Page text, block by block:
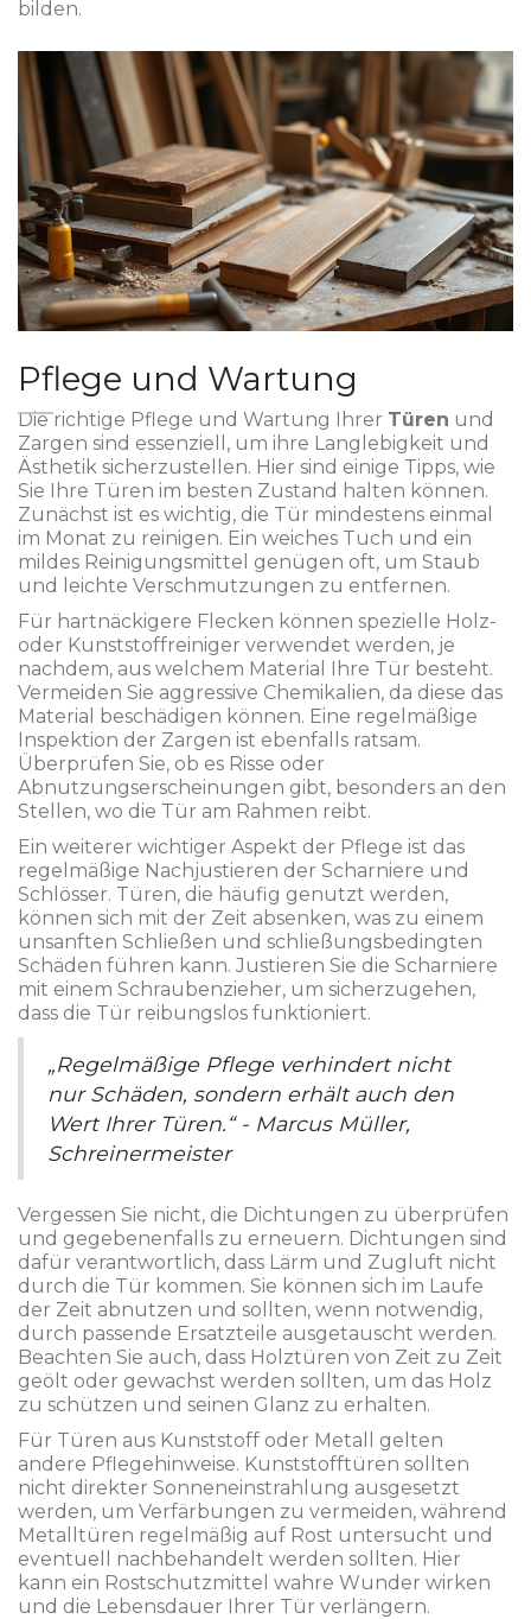
bilden.
Pflege und Wartung
Die richtige Pflege und Wartung Ihrer Türen und
Zargen sind essenziell, um ihre Langlebigkeit und
Ästhetik sicherzustellen. Hier sind einige Tipps, wie
Sie Ihre Türen im besten Zustand halten können.
Zunächst ist es wichtig, die Tür mindestens einmal
im Monat zu reinigen. Ein weiches Tuch und ein
mildes Reinigungsmittel genügen oft, um Staub
und leichte Verschmutzungen zu entfernen.
Für hartnäckigere Flecken können spezielle Holz-
oder Kunststoffreiniger verwendet werden, je
nachdem, aus welchem Material Ihre Tür besteht.
Vermeiden Sie aggressive Chemikalien, da diese das
Material beschädigen können. Eine regelmäßige
Inspektion der Zargen ist ebenfalls ratsam.
Überprüfen Sie, ob es Risse oder
Abnutzungserscheinungen gibt, besonders an den
Stellen, wo die Tür am Rahmen reibt.
Ein weiterer wichtiger Aspekt der Pflege ist das
regelmäßige Nachjustieren der Scharniere und
Schlösser. Türen, die häufig genutzt werden,
können sich mit der Zeit absenken, was zu einem
unsanften Schließen und schließungsbedingten
Schäden führen kann. Justieren Sie die Scharniere
mit einem Schraubenzieher, um sicherzugehen,
dass die Tür reibungslos funktioniert.
„Regelmäßige Pflege verhindert nicht
nur Schäden, sondern erhält auch den
Wert Ihrer Türen.“ - Marcus Müller,
Schreinermeister
Vergessen Sie nicht, die Dichtungen zu überprüfen
und gegebenenfalls zu erneuern. Dichtungen sind
dafür verantwortlich, dass Lärm und Zugluft nicht
durch die Tür kommen. Sie können sich im Laufe
der Zeit abnutzen und sollten, wenn notwendig,
durch passende Ersatzteile ausgetauscht werden.
Beachten Sie auch, dass Holztüren von Zeit zu Zeit
geölt oder gewachst werden sollten, um das Holz
zu schützen und seinen Glanz zu erhalten.
Für Türen aus Kunststoff oder Metall gelten
andere Pflegehinweise. Kunststofftüren sollten
nicht direkter Sonneneinstrahlung ausgesetzt
werden, um Verfärbungen zu vermeiden, während
Metalltüren regelmäßig auf Rost untersucht und
eventuell nachbehandelt werden sollten. Hier
kann ein Rostschutzmittel wahre Wunder wirken
und die Lebensdauer Ihrer Tür verlängern.